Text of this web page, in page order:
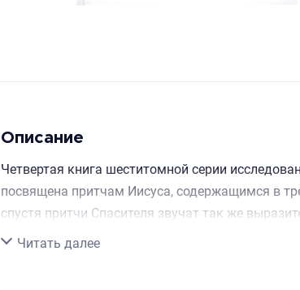
Описание
Четвертая книга шеститомной серии
посвящена притчам Иисуса, содержащимся в
спустя притчи Спасителя звучат так же
бездонные глубины веры.
Свернуть
Читать далее